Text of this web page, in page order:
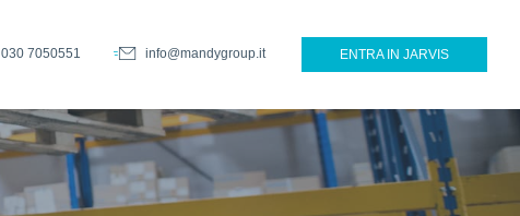
030 7050551 info@mandygroup.it ENTRA IN JARVIS